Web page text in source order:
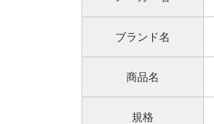
ブランド名
商品名
規格